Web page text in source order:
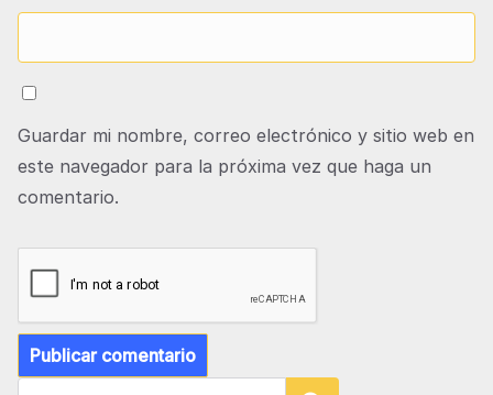
Guardar mi nombre, correo electrónico y sitio web en
este navegador para la próxima vez que haga un
comentario.